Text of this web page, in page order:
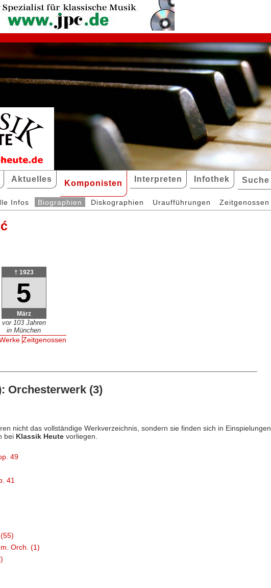
Aktuelles Komponisten Interpreten Infothek Suche
Infos Biographien Diskographien Uraufführungen Zeitgenossen
† 1923
5
März
vor 103 Jahren
in München
Zeitgenossen
Orchesterwerk (3)
nicht das vollständige Werkverzeichnis, sondern sie finden sich in Einspielungen,
bei Klassik Heutevorliegen.
49
41
Orch. (1)